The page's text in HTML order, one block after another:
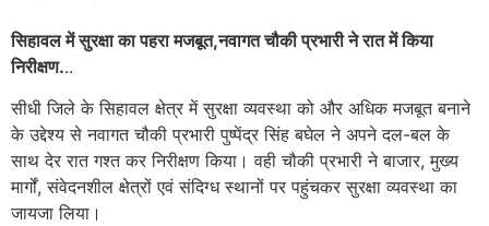
सिहावल में सुरक्षा का पहरा मजबूत,नवागत चौकी प्रभारी ने रात में किया
निरीक्षण...
सीधी जिले के सिहावल क्षेत्र में सुरक्षा व्यवस्था को और अधिक मजबूत बनाने
के उद्देश्य से नवागत चौकी प्रभारी पुष्पेंद्र सिंह बघेल ने अपने दल-बल के
साथ देर रात गश्त कर निरीक्षण किया।वही चौकी प्रभारी ने बाजार, मुख्य
मार्गों, संवेदनशील क्षेत्रों एवं संदिग्ध स्थानों पर पहुंचकर सुरक्षा व्यवस्था का
जायजा लिया।